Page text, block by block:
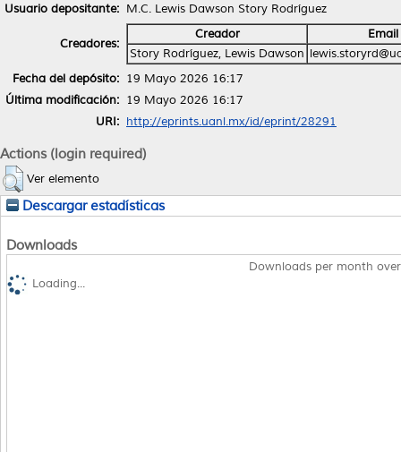
Usuario depositante: M.C. Lewis Dawson Story Rodríguez
Creadores:
Creador
Email
Story Rodríguez, Lewis Dawson
Fecha del depósito: 19 Mayo 2026 16:17
Última modificación: 19 Mayo 2026 16:17
URI: http://eprints.uanl.mx/id/eprint/28291
Actions (login required)
Ver elemento
Descargar estadísticas
Downloads
Downloads per month
Loading...